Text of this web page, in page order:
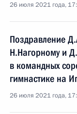
26 июля 2021 года,
Поздравление
Н.Нагорному и
в командных
гимнастике на
26 июля 2021 года,